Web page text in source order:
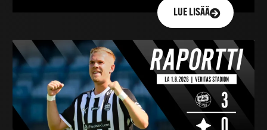
LUE LISÄÄ